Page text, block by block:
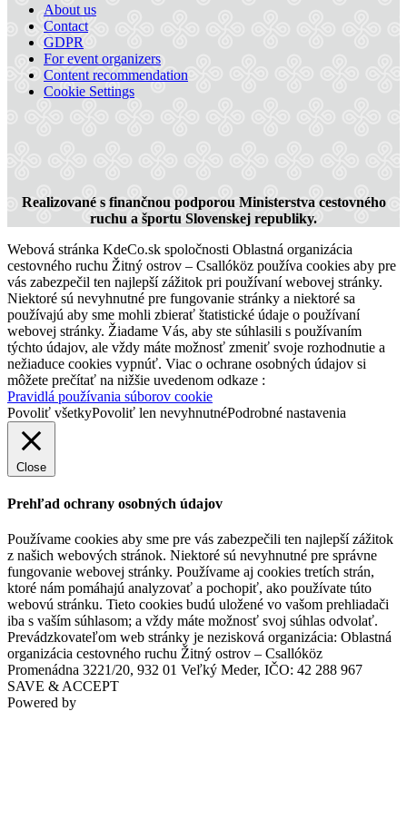
Thermal Tour
99 km,City tour
About us
Contact
GDPR
For event organizers
Content recommendation
Cookie Settings
Realizované s finančnou podporou Ministerstva cestovného
ruchu a športu Slovenskej republiky.
Webová stránka KdeCo.sk spoločnosti Oblastná organizácia
cestovného ruchu Žitný ostrov – Csallóköz používa cookies aby pre
vás zabezpečil ten najlepší zážitok pri používaní webovej stránky.
Niektoré sú nevyhnutné pre fungovanie stránky a niektoré sa
používajú aby sme mohli zbierať štatistické údaje o používaní
webovej stránky. Žiadame Vás, aby ste súhlasili s používaním
týchto údajov, ale vždy máte možnosť zmeniť svoje rozhodnutie a
nežiaduce cookies vypnúť. Viac o ochrane osobných údajov si
môžete prečítať na nižšie uvedenom odkaze :
Pravidlá používania súborov cookie
Povoliť všetkyPovoliť len nevyhnutnéPodrobné nastavenia
Close
Prehľad ochrany osobných údajov
Používame cookies aby sme pre vás zabezpečili ten najlepší zážitok
z našich webových stránok. Niektoré sú nevyhnutné pre správne
fungovanie webovej stránky. Používame aj cookies tretích strán,
ktoré nám pomáhajú analyzovať a pochopiť, ako používate túto
webovú stránku. Tieto cookies budú uložené vo vašom prehliadači
iba s vaším súhlasom; a vždy máte možnosť svoj súhlas odvolať.
Prevádzkovateľom web stránky je nezisková organizácia: Oblastná
organizácia cestovného ruchu Žitný ostrov – Csallóköz
Promenádna 3221/20, 932 01 Veľký Meder, IČO: 42 288 967
SAVE & ACCEPT
Powered by